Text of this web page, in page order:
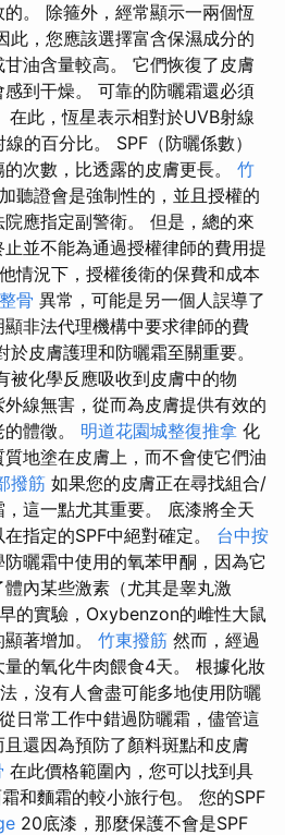
。 除箍外，經常顯示一兩個恆
此，您應該選擇富含保濕成分的
油含量較高。 它們恢復了皮膚
到干燥。 可靠的防曬霜還必須
此，恆星表示相對於UVB射線
的百分比。 SPF（防曬係數）
次數，比透露的皮膚更長。 竹
聽證會是強制性的，並且授權的
應指定副警衛。 但是，總的來
並不能為通過授權律師的費用提
情況下，授權後衛的保費和成本
骨 異常，可能是另一個人誤導了
非法代理機構中要求律師的費
皮膚護理和防曬霜至關重要。
被化學反應吸收到皮膚中的物
線無害，從而為皮膚提供有效的
體徵。 明道花園城整復推拿 化
地塗在皮膚上，而不會使它們油
撥筋 如果您的皮膚正在尋找組合/
這一點尤其重要。 底漆將全天
指定的SPF中絕對確定。 台中按
曬霜中使用的氧苯甲酮，因為它
內某些激素（尤其是睾丸激
的實驗，Oxybenzon的雌性大鼠
著增加。 竹東撥筋 然而，經過
的氧化牛肉餵食4天。 根據化妝
，沒有人會盡可能多地使用防曬
日常工作中錯過防曬霜，儘管這
還因為預防了顏料斑點和皮膚
在此價格範圍內，您可以找到具
和麵霜的較小旅行包。 您的SPF
20底漆，那麼保護不會是SPF